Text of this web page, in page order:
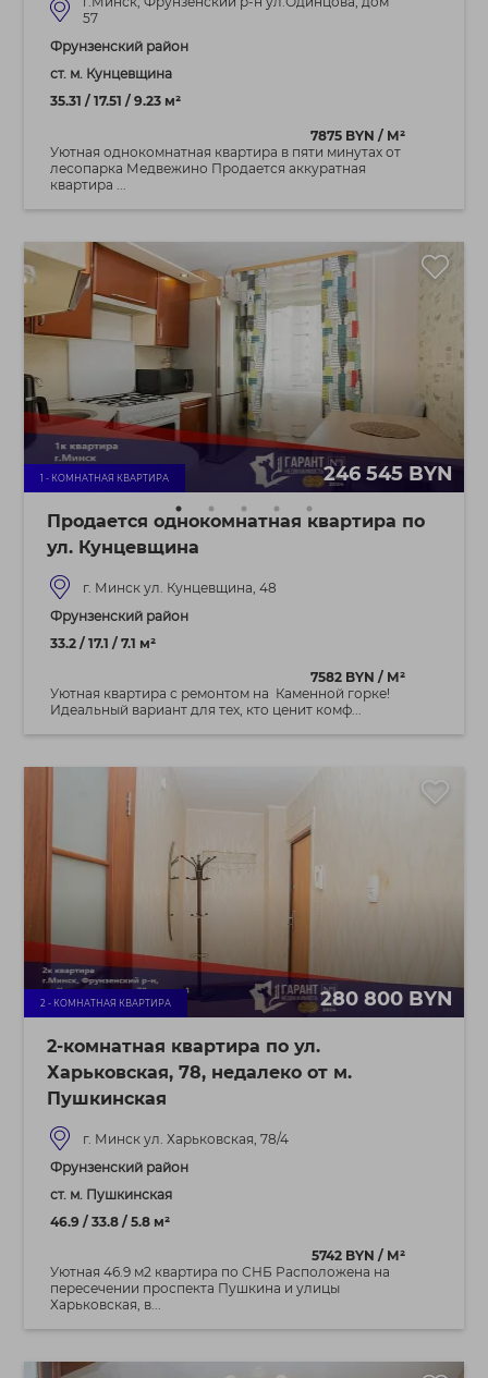
57
Фрунзенский район
ст. м. Кунцевщина
35.31 / 17.51 / 9.23 м²
7875 BYN / М²
Уютная однокомнатная квартира в пяти минутах от
лесопарка Медвежино Продается аккуратная
квартира ...
1 - КОМНАТНАЯ КВАРТИРА 246 545 BYN
Продается однокомнатная квартира по
ул. Кунцевщина
г. Минск ул. Кунцевщина, 48
Фрунзенский район
33.2 / 17.1 / 7.1 м²
7582 BYN / М²
Уютная квартира с ремонтом на Каменной горке!
Идеальный вариант для тех, кто ценит комф...
2 - КОМНАТНАЯ КВАРТИРА 280 800 BYN
2-комнатная квартира по ул.
Харьковская, 78, недалеко от м.
Пушкинская
г. Минск ул. Харьковская, 78/4
Фрунзенский район
ст. м. Пушкинская
46.9 / 33.8 / 5.8 м²
5742 BYN / М²
Уютная 46.9 м2 квартира по СНБ Расположена на
пересечении проспекта Пушкина и улицы
Харьковская, в...